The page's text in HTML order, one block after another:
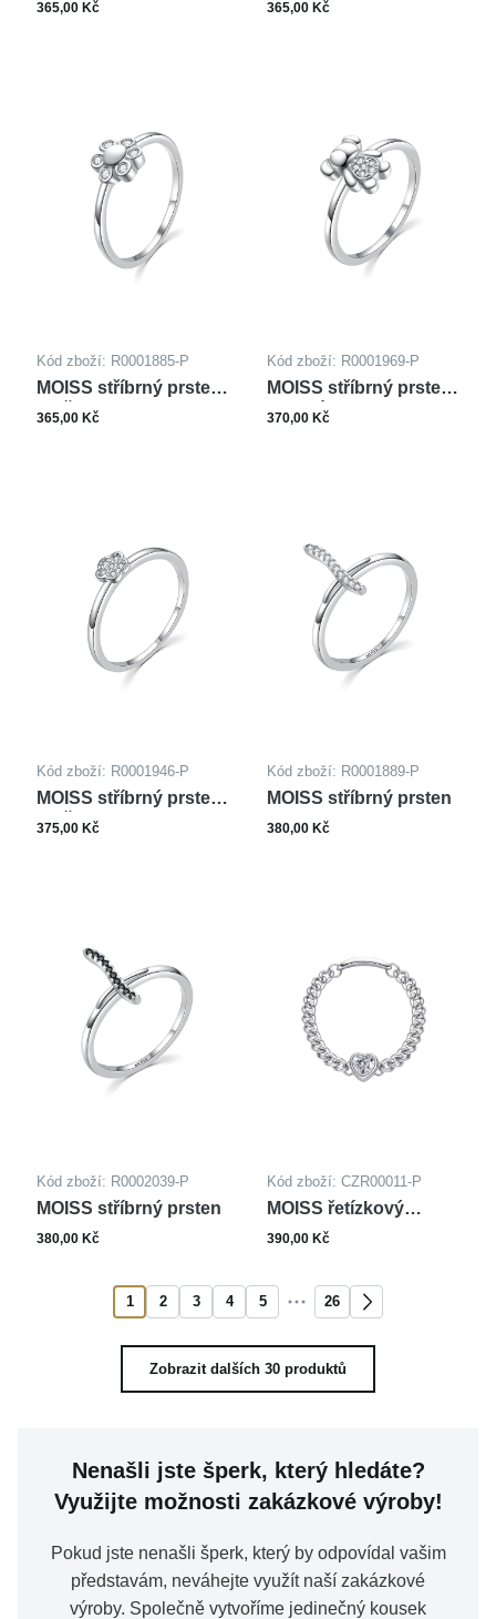
365,00 Kč 365,00 Kč
Kód zboží: R0001885-P
MOISS stříbrný prsten
KVĚTINA
365,00 Kč
Kód zboží: R0001969-P
MOISS stříbrný prsten
MEDVÍDEK
370,00 Kč
Kód zboží: R0001946-P
MOISS stříbrný prsten
KVĚTINA
375,00 Kč
Kód zboží: R0001889-P
MOISS stříbrný prsten
380,00 Kč
Kód zboží: R0002039-P
MOISS stříbrný prsten
380,00 Kč
Kód zboží: CZR00011-P
MOISS řetízkový
prsten SRDCE
390,00 Kč
1 2 3 4 5 26
Zobrazit dalších 30 produktů
Nenašli jste šperk, který hledáte?
Využijte možnosti zakázkové výroby!
Pokud jste nenašli šperk, který by odpovídal vašim
představám, neváhejte využít naší zakázkové
výroby. Společně vytvoříme jedinečný kousek